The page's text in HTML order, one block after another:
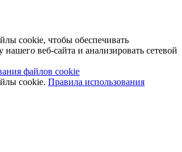
cookie, чтобы обеспечивать
веб-сайта и анализировать сетевой
файлов cookie
cookie. Правила использования